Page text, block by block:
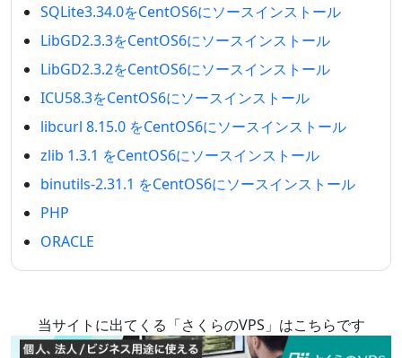
SQLite3.34.0をCentOS6にソースインストール
LibGD2.3.3をCentOS6にソースインストール
LibGD2.3.2をCentOS6にソースインストール
ICU58.3をCentOS6にソースインストール
libcurl 8.15.0 をCentOS6にソースインストール
zlib 1.3.1 をCentOS6にソースインストール
binutils-2.31.1 をCentOS6にソースインストール
PHP
ORACLE
当サイトに出てくる「さくらのVPS」はこちらです